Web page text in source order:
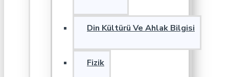
Din Kültürü Ve Ahlak Bilgisi
Fizik